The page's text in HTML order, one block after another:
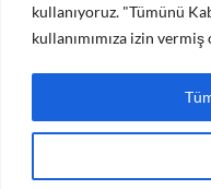
kullanıyoruz. "Tümünü
kullanımımıza izin
2008 Yılı ©